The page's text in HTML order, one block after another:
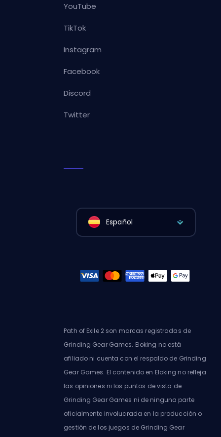
YouTube
TikTok
Instagram
Facebook
Discord
Twitter
Español
Path of Exile 2 son marcas registradas de
Grinding Gear Games. Eloking no está
afiliado ni cuenta con el respaldo de Grinding
Gear Games. El contenido en Eloking no refleja
las opiniones ni los puntos de vista de
Grinding Gear Games ni de ninguna parte
oficialmente involucrada en la producción o
gestión de los juegos de Grinding Gear